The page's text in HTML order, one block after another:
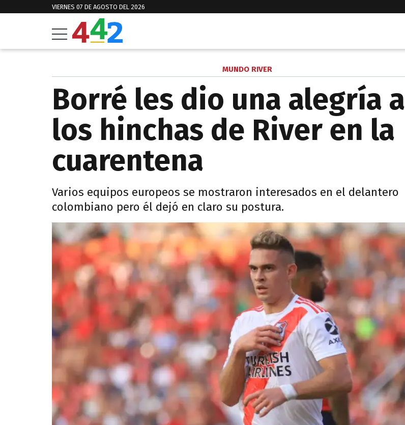
VIERNES 07 DE AGOSTO DEL 2026
MUNDO RIVER
Borré les dio una alegría a
los hinchas de River en la
cuarentena
Varios equipos europeos se mostraron interesados en el delantero
colombiano pero él dejó en claro su postura.